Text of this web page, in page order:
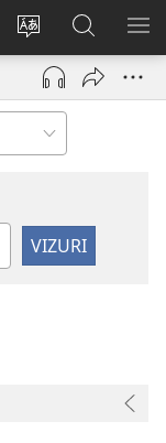
Badili
luga
ya
adresi
Ingia
(opens
window)
Tafuta
ku
JW.ORG